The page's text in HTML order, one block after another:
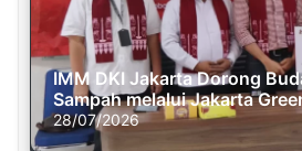
IMM DKI Jakarta Dorong
Sampah melalui Jakarta
28/07/2026